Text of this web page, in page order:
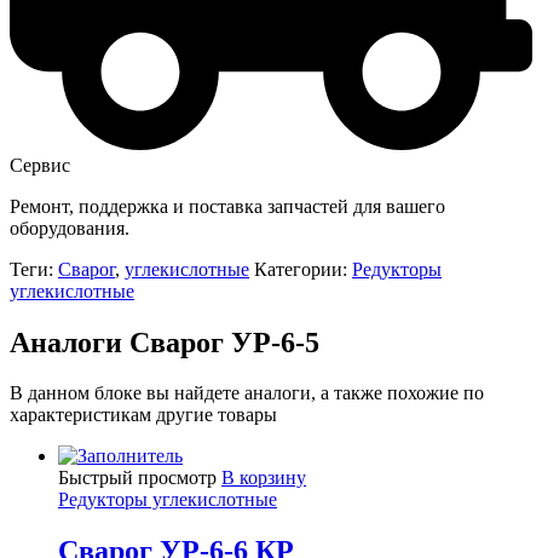
Сервис
Ремонт, поддержка и поставка запчастей для вашего
оборудования.
Теги: Сварог, углекислотные Категории: Редукторы
углекислотные
Аналоги Сварог УР-6-5
В данном блоке вы найдете аналоги, а также похожие по
характеристикам другие товары
Быстрый просмотр В корзину
Редукторы углекислотные
Сварог УР-6-6 КР